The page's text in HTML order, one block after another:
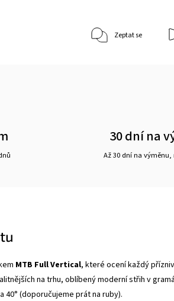
Zeptat se
30 dní na
Až 30 dní na
MTB Full Vertical, které ocení každý
na trhu, oblíbený moderní střih v
(doporučujeme prát na ruby).